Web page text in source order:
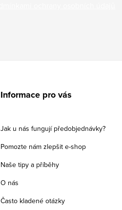
Informace pro vás
Jak u nás fungují předobjednávky?
Pomozte nám zlepšit e-shop
Naše tipy a příběhy
O nás
Často kladené otázky